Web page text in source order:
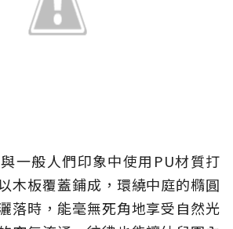
一般人們印象中使用PU材質打
木板覆蓋鋪成，環繞中庭的橢圓
落時，能毫無死角地享受自然光